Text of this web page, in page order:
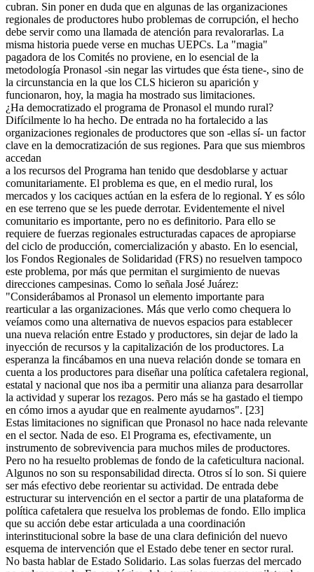
cubran. Sin poner en duda que en algunas de las organizaciones
regionales de productores hubo problemas de corrupción, el hecho
debe servir como una llamada de atención para revalorarlas. La
misma historia puede verse en muchas UEPCs. La "magia"
pagadora de los Comités no proviene, en lo esencial de la
metodología Pronasol -sin negar las virtudes que ésta tiene-, sino de
la circunstancia en la que los CLS hicieron su aparición y
funcionaron, hoy, la magia ha mostrado sus limitaciones.
¿Ha democratizado el programa de Pronasol el mundo rural?
Difícilmente lo ha hecho. De entrada no ha fortalecido a las
organizaciones regionales de productores que son -ellas sí- un factor
clave en la democratización de sus regiones. Para que sus miembros
accedan
a los recursos del Programa han tenido que desdoblarse y actuar
comunitariamente. El problema es que, en el medio rural, los
mercados y los caciques actúan en la esfera de lo regional. Y es sólo
en ese terreno que se les puede derrotar. Evidentemente el nivel
comunitario es importante, pero no es definitorio. Para ello se
requiere de fuerzas regionales estructuradas capaces de apropiarse
del ciclo de producción, comercialización y abasto. En lo esencial,
los Fondos Regionales de Solidaridad (FRS) no resuelven tampoco
este problema, por más que permitan el surgimiento de nuevas
direcciones campesinas. Como lo señala José Juárez:
"Considerábamos al Pronasol un elemento importante para
rearticular a las organizaciones. Más que verlo como chequera lo
veíamos como una alternativa de nuevos espacios para establecer
una nueva relación entre Estado y productores, sin dejar de lado la
inyección de recursos y la capitalización de los productores. La
esperanza la fincábamos en una nueva relación donde se tomara en
cuenta a los productores para diseñar una política cafetalera regional,
estatal y nacional que nos iba a permitir una alianza para desarrollar
la actividad y superar los rezagos. Pero más se ha gastado el tiempo
en cómo irnos a ayudar que en realmente ayudarnos". [23]
Estas limitaciones no significan que Pronasol no hace nada relevante
en el sector. Nada de eso. El Programa es, efectivamente, un
instrumento de sobrevivencia para muchos miles de productores.
Pero no ha resuelto problemas de fondo de la cafeticultura nacional.
Algunos no son su responsabilidad directa. Otros sí lo son. Si quiere
ser más efectivo debe reorientar su actividad. De entrada debe
estructurar su intervención en el sector a partir de una plataforma de
política cafetalera que resuelva los problemas de fondo. Ello implica
que su acción debe estar articulada a una coordinación
interinstitucional sobre la base de una clara definición del nuevo
esquema de intervención que el Estado debe tener en sector rural.
No basta hablar de Estado Solidario. Las solas fuerzas del mercado